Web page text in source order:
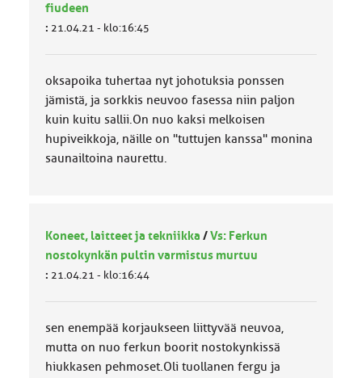
fiudeen
: 21.04.21 - klo:16:45
oksapoika tuhertaa nyt johotuksia ponssen
jämistä, ja sorkkis neuvoo fasessa niin paljon
kuin kuitu sallii.On nuo kaksi melkoisen
hupiveikkoja, näille on "tuttujen kanssa" monina
saunailtoina naurettu.
Koneet, laitteet ja tekniikka /Vs: Ferkun
nostokynkän pultin varmistus murtuu
: 21.04.21 - klo:16:44
sen enempää korjaukseen liittyvää neuvoa,
mutta on nuo ferkun boorit nostokynkissä
hiukkasen pehmoset.Oli tuollanen fergu ja